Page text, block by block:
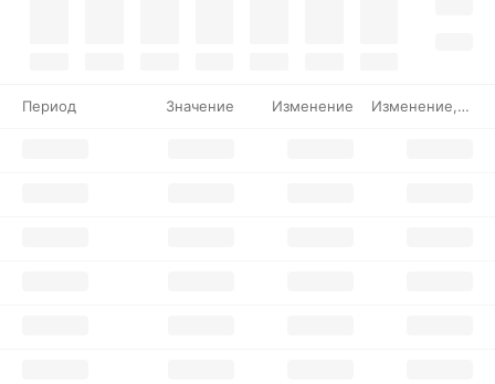
Период Значение Изменение Изменение, %